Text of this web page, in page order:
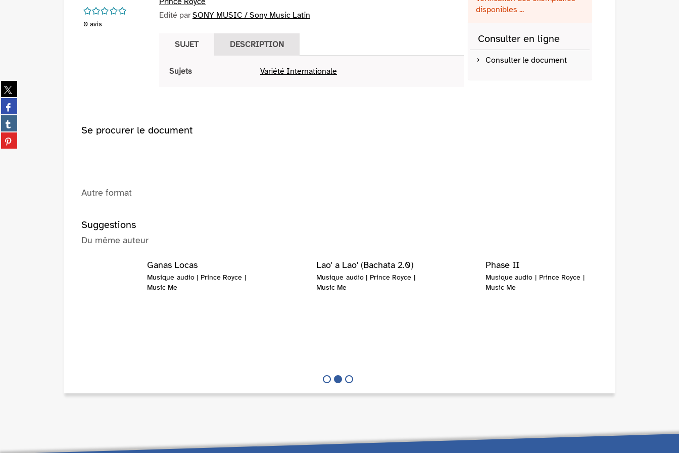
Partager
sur
twitter
(Nouvelle
fenêtre)
Partager
sur
facebook
(Nouvelle
fenêtre)
Partager
sur
tumblr
Partager
sur
/5
0 avis
Edité parSONY MUSIC / Sony Music Latin
SUJET DESCRIPTION
Sujets Variété Internationale
disponibles ...
Consulter en ligne
Consulter le document
Se procurer le document
Autre format
Suggestions
Du même auteur
Lao' a Lao' (Bachata 2.0)
Musique audio | Prince Royce |
Music Me
Phase II
Musique audio | Prince Royce |
Music Me
Ganas Locas
Musique audio | Prince Royce |
Music Me